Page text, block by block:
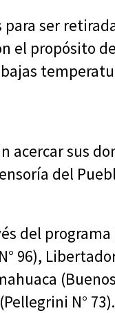
ser
el propósito
acercar sus
del
del
96),
N° 73).